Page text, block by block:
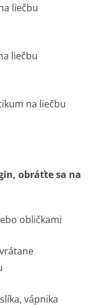
liečbu
liečbu
na liečbu
obráťte sa na
obličkami
vápnika